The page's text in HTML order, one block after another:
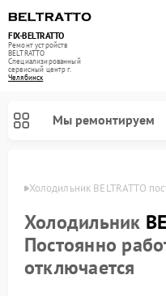
FIX-BELTRATTO
Ремонт устройств
BELTRATTO
Специализированный
cервисный центр г.
Челябинск
Мы ремонтируем
Холодильник BELTRATTO
Холодильник
Постоянно
отключается